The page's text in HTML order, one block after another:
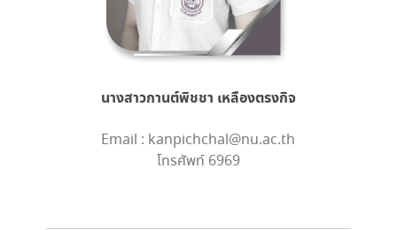
นางสาวกานต์พิชชา เหลืองตรงกิจ
Email : kanpichchal@nu.ac.th
โทรศัพท์ 6969